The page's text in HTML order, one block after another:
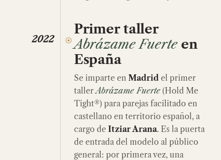
2022
Primer taller
Abrázame Fuerte en
España
Se imparte en Madrid el primer
taller Abrázame Fuerte (Hold Me
Tight®) para parejas facilitado en
castellano en territorio español, a
cargo de Itziar Arana. Es la puerta
de entrada del modelo al público
general: por primera vez, una